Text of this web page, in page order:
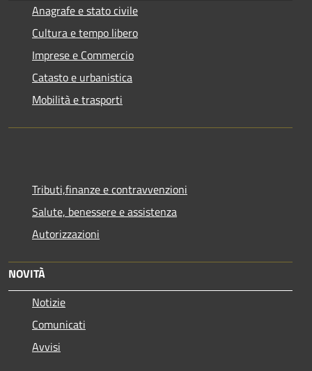
Anagrafe e stato civile
Cultura e tempo libero
Imprese e Commercio
Catasto e urbanistica
Mobilità e trasporti
Tributi,finanze e contravvenzioni
Salute, benessere e assistenza
Autorizzazioni
NOVITÀ
Notizie
Comunicati
Avvisi